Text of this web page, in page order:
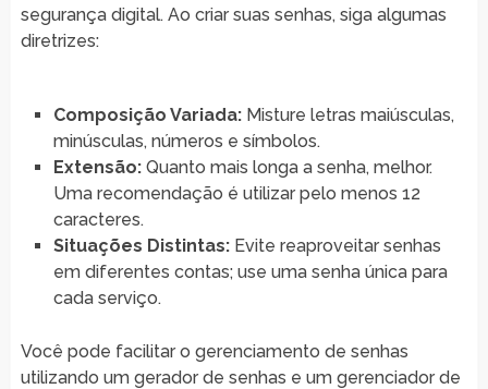
segurança digital. Ao criar suas senhas, siga algumas
diretrizes:
Composição Variada:Misture letras maiúsculas,
minúsculas, números e símbolos.
Extensão:Quanto mais longa a senha, melhor.
Uma recomendação é utilizar pelo menos 12
caracteres.
Situações Distintas:Evite reaproveitar senhas
em diferentes contas; use uma senha única para
cada serviço.
Você pode facilitar o gerenciamento de senhas
utilizando um gerador de senhas e um gerenciador de